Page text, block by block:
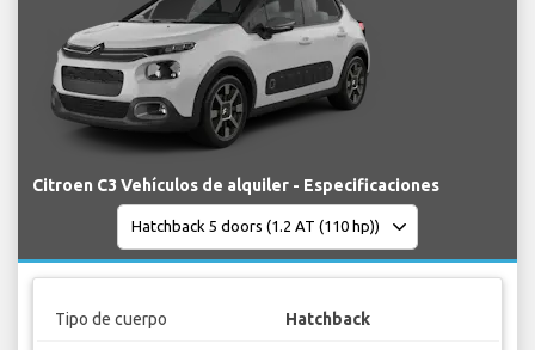
Citroen C3 Vehículos de alquiler - Especificaciones
Tipo de cuerpo Hatchback